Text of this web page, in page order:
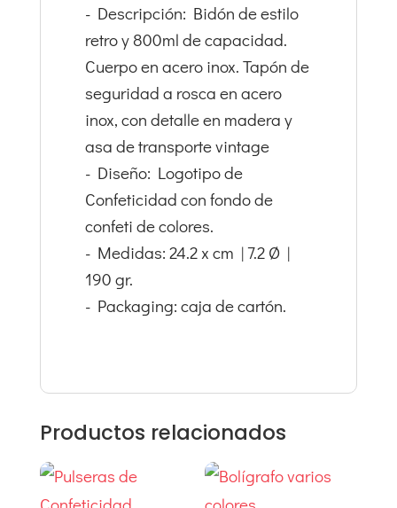
- Descripción: Bidón de estilo
retro y 800ml de capacidad.
Cuerpo en acero inox. Tapón de
seguridad a rosca en acero
inox, con detalle en madera y
asa de transporte vintage
- Diseño: Logotipo de
Confeticidad con fondo de
confeti de colores.
- Medidas: 24.2 x cm | 7.2 Ø |
190 gr.
- Packaging: caja de cartón.
Productos relacionados